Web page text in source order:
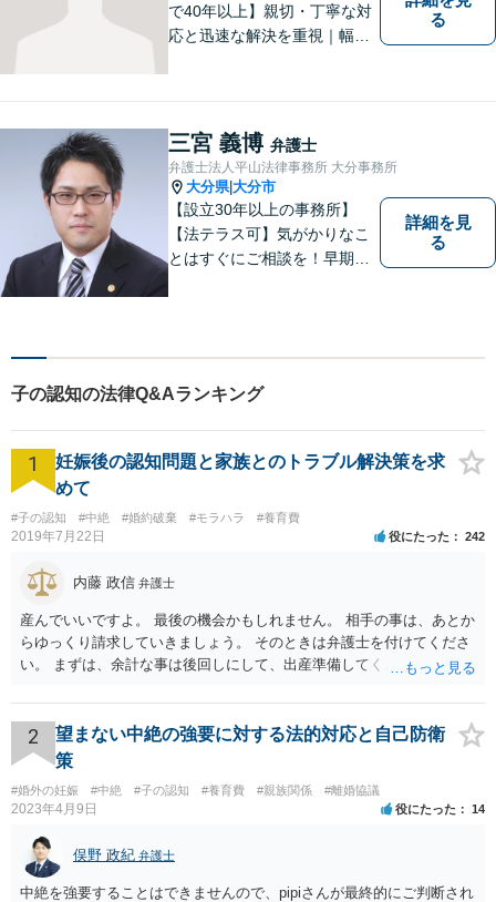
で40年以上】親切・丁寧な対
応と迅速な解決を重視｜幅広
ら最善の解決を目指します
【別府・杵築にも拠点】
る
三宮 義博 弁護士
弁護士法人平山法律事務所 大分事務所
大分県|大分市
【設立30年以上の事務所】
【法テラス可】気がかりなこ
とはすぐにご相談を！早期対
など幅広い問題に柔軟に対応
詳細を見
る
子の認知の法律Q&Aランキング
1
妊娠後の認知問題と家族とのトラブル解決策を求
めて
#子の認知 #中絶 #婚約破棄 #モラハラ #養育費
2019年7月22日 役にたった 242
内藤 政信 弁護士
産んでいいですよ。 最後の機会かもしれません。 相手の事は、あとか
らゆっくり請求していきましょう。 そのときは弁護士を付けてくださ
い。 まずは、余計な事は後回しにして、出産準備してください。
2
望まない中絶の強要に対する法的対応と自己防衛
策
#婚外の妊娠 #中絶 #子の認知 #養育費 #親族関係 #離婚協議
2023年4月9日 役にたった 14
俣野 政紀 弁護士
中絶を強要することはできませんので、pipiさんが最終的にご判断され